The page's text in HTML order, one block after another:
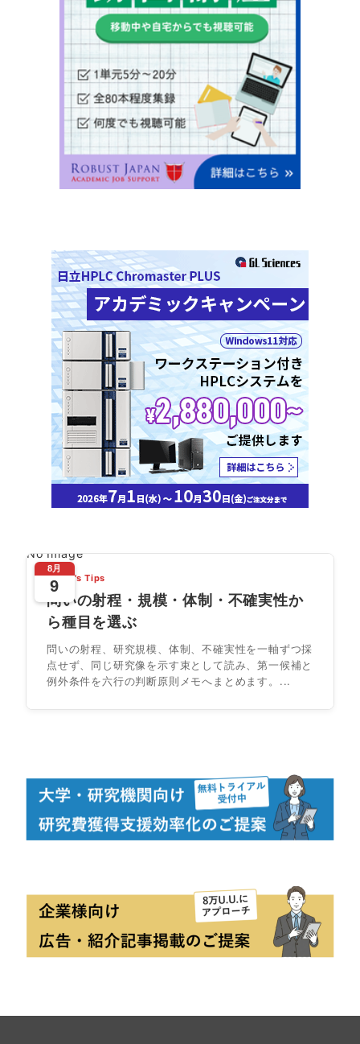
No Image
8月
9
Today's Tips
問いの射程・規模・体制・不確実性か
ら種目を選ぶ
問いの射程、研究規模、体制、不確実性を一軸ずつ採
点せず、同じ研究像を示す束として読み、第一候補と
例外条件を六行の判断原則メモへまとめます。...